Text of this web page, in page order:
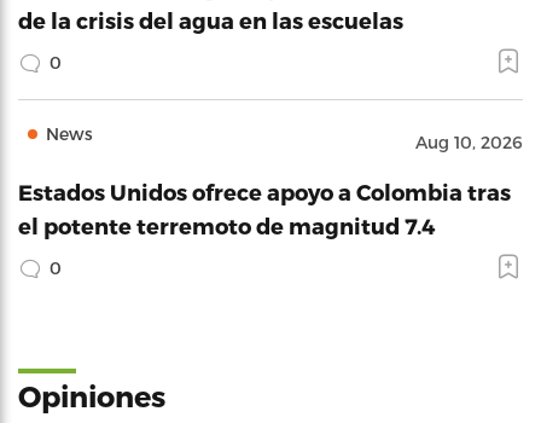
de la crisis del agua en las escuelas
0
News Aug 10, 2026
Estados Unidos ofrece apoyo a Colombia tras
el potente terremoto de magnitud 7.4
0
Opiniones